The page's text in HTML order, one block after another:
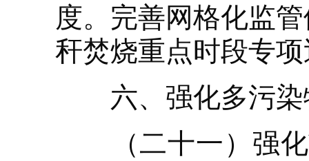
度。完善网格化监
秆焚烧重点时段专
六、强化多污染
（二十一）强化